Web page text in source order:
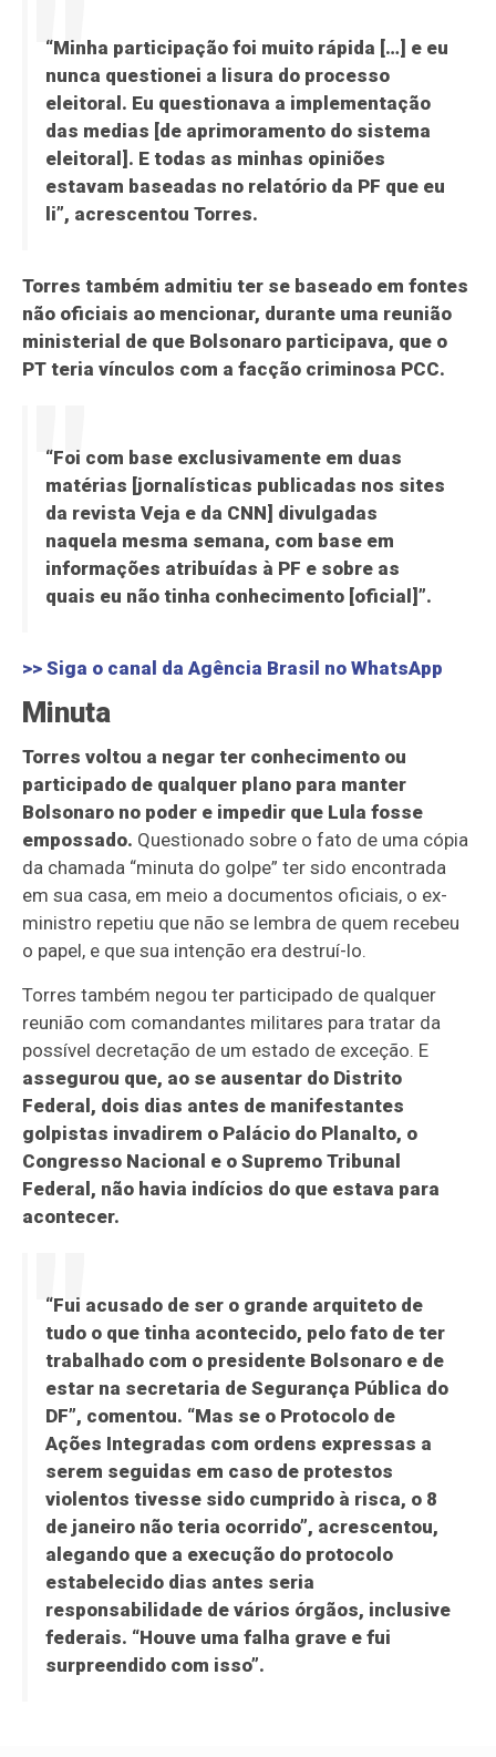
“Minha participação foi muito rápida […] e eu
nunca questionei a lisura do processo
eleitoral. Eu questionava a implementação
das medias [de aprimoramento do sistema
eleitoral]. E todas as minhas opiniões
estavam baseadas no relatório da PF que eu
li”, acrescentou Torres.
Torres também admitiu ter se baseado em fontes
não oficiais ao mencionar, durante uma reunião
ministerial de que Bolsonaro participava, que o
PT teria vínculos com a facção criminosa PCC.
“Foi com base exclusivamente em duas
matérias [jornalísticas publicadas nos sites
da revista Veja e da CNN] divulgadas
naquela mesma semana, com base em
informações atribuídas à PF e sobre as
quais eu não tinha conhecimento [oficial]”.
>> Siga o canal daAgência Brasil no WhatsApp
Minuta
Torres voltou a negar ter conhecimento ou
participado de qualquer plano para manter
Bolsonaro no poder e impedir que Lula fosse
empossado. Questionado sobre o fato de uma cópia
da chamada “minuta do golpe” ter sido encontrada
em sua casa, em meio a documentos oficiais, o ex-
ministro repetiu que não se lembra de quem recebeu
o papel, e que sua intenção era destruí-lo.
Torres também negou ter participado de qualquer
reunião com comandantes militares para tratar da
possível decretação de um estado de exceção. E
assegurou que, ao se ausentar do Distrito
Federal, dois dias antes de manifestantes
golpistas invadirem o Palácio do Planalto, o
Congresso Nacional e o Supremo Tribunal
Federal, não havia indícios do que estava para
acontecer.
“Fui acusado de ser o grande arquiteto de
tudo o que tinha acontecido, pelo fato de ter
trabalhado com o presidente Bolsonaro e de
estar na secretaria de Segurança Pública do
DF”, comentou. “Mas se o Protocolo de
Ações Integradas com ordens expressas a
serem seguidas em caso de protestos
violentos tivesse sido cumprido à risca, o 8
de janeiro não teria ocorrido”, acrescentou,
alegando que a execução do protocolo
estabelecido dias antes seria
responsabilidade de vários órgãos, inclusive
federais. “Houve uma falha grave e fui
surpreendido com isso”.